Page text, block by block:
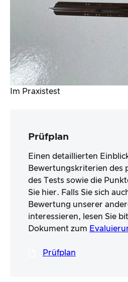
Im Praxistest
Prüfplan
Einen detaillierten
Bewertungskriterien des
des Tests sowie die
Sie hier. Falls Sie sich
Bewertung unserer
interessieren, lesen Sie
Dokument zum
Prüfplan